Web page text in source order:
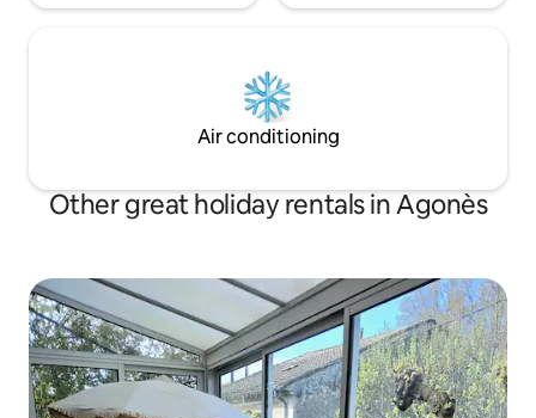
Air conditioning
Other great holiday rentals in Agonès